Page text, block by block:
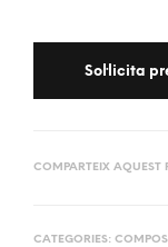
COMPARTEIX AQUEST
CATEGORIES: